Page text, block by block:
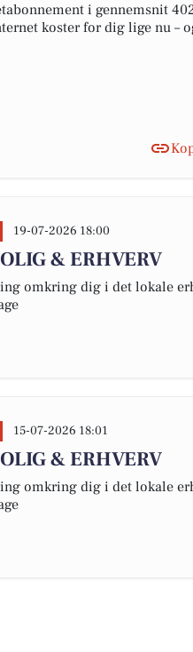
i gennemsnit
koster for dig lige nu –
19-07-2026 18:00
& ERHVERV
omkring dig i det lokale
15-07-2026 18:01
& ERHVERV
omkring dig i det lokale